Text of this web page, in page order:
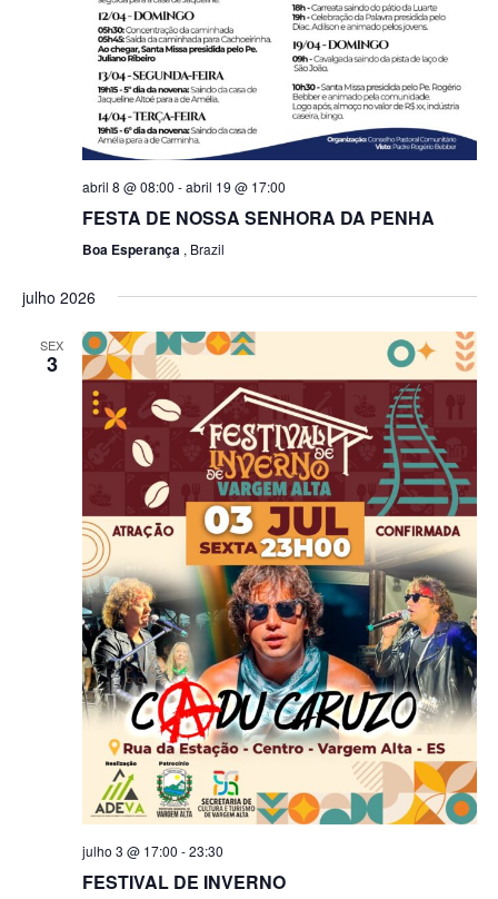
abril 8 @ 08:00 -abril 19 @ 17:00
FESTA DE NOSSA SENHORA DA PENHA
Boa Esperança , Brazil
julho 2026
SEX
3
julho 3 @ 17:00 -23:30
FESTIVAL DE INVERNO